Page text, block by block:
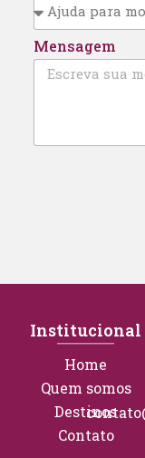
Mensagem
Institucional
Home
Quem somos
Destinos
Contato